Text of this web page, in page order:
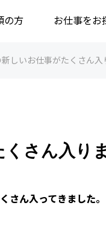
の方 お仕事をお
しいお仕事がたくさん入
さん入り
さん入ってきました。